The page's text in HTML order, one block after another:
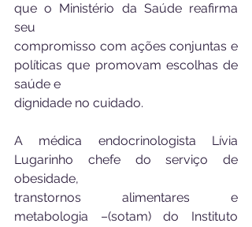
que o Ministério da Saúde reafirma
seu
compromisso com ações conjuntas e
políticas que promovam escolhas de
saúde e
dignidade no cuidado.
A médica endocrinologista Lívia
Lugarinho chefe do serviço de
obesidade,
transtornos alimentares e
metabologia –(sotam) do Instituto